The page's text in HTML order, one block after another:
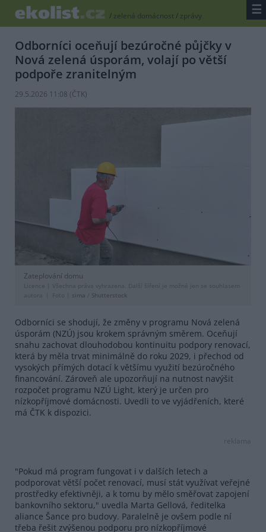
/ zelená domácnost/ zprávy ☰
Odborníci oceňují bezúročné půjčky v
Nová zelená úsporám, volají po větší
podpoře zranitelným
29.5.2026 11:08 (ČTK)
Zateplování domu
Licence |
Všechna práva vyhrazena. Další šíření je možné jen se souhlasem
autora
Foto | sima Shutterstock
Odborníci se shodují, že změny v programu Nová zelená
úsporám (NZÚ) jsou krokem správným směrem. Oceňují
snahu zachovat dlouhodobou kontinuitu podpory renovací,
která by měla trvat minimálně do roku 2029, i přechod od
vysokých přímých dotací k většímu využití bezúročného
financování. Zároveň ale upozorňují na nutnost navýšit
rozpočet programu NZÚ Light, který je určen pro
nízkopříjmové domácnosti. Uvedli to ve vyjádřeních, které
má ČTK k dispozici.
reklama
"Pokud má program fungovat i v dalších letech a
podporovat větší počet renovací, musí stát využívat veřejné
prostředky efektivněji, a k tomu by mělo směřovat zapojení
bankovního sektoru," uvedla Marta Gellová, ředitelka
aliance Šance pro budovy. Paralelně je ovšem podle ní
třeba řešit zvýšenou podporu pro nízkopříjmové